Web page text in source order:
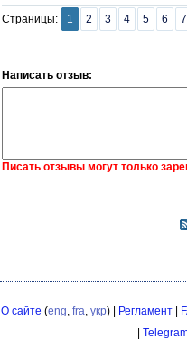
Страницы: 1 2 3 4 5 6 7
Написать отзыв:
Писать отзывы могут только
О сайте (eng, fra, укр) | Регламент|